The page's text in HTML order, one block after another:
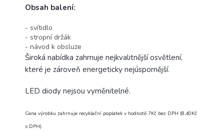
Obsah balení:
- svítidlo
- stropní držák
- návod k obsluze
Široká nabídka zahrnuje nejkvalitnější osvětlení,
které je zároveň energeticky nejúspornější.
LED diody nejsou vyměnitelné.
Cena výrobku zahrnuje recyklační poplatek v hodnotě 7Kč bez DPH (8,40Kč
s DPH).